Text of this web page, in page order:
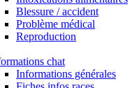
Blessure / accident
Problème médical
Reproduction
chat
Informations générales